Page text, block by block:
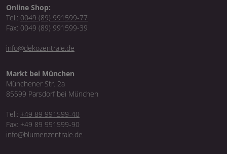
Online Shop:
Tel.: 0049 (89) 991599-77
Fax: 0049 (89) 991599-39
info@dekozentrale.de
Markt bei München
Münchener Str. 2a
85599 Parsdorf bei München
Tel.: +49 89 991599-40
Fax: +49 89 991599-90
info@blumenzentrale.de